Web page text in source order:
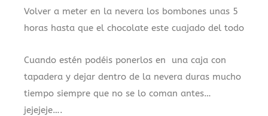
Volver a meter en la nevera los bombones unas 5
horas hasta que el chocolate este cuajado del todo
Cuando estén podéis ponerlos en una caja con
tapadera y dejar dentro de la nevera duras mucho
tiempo siempre que no se lo coman antes…
jejejeje….